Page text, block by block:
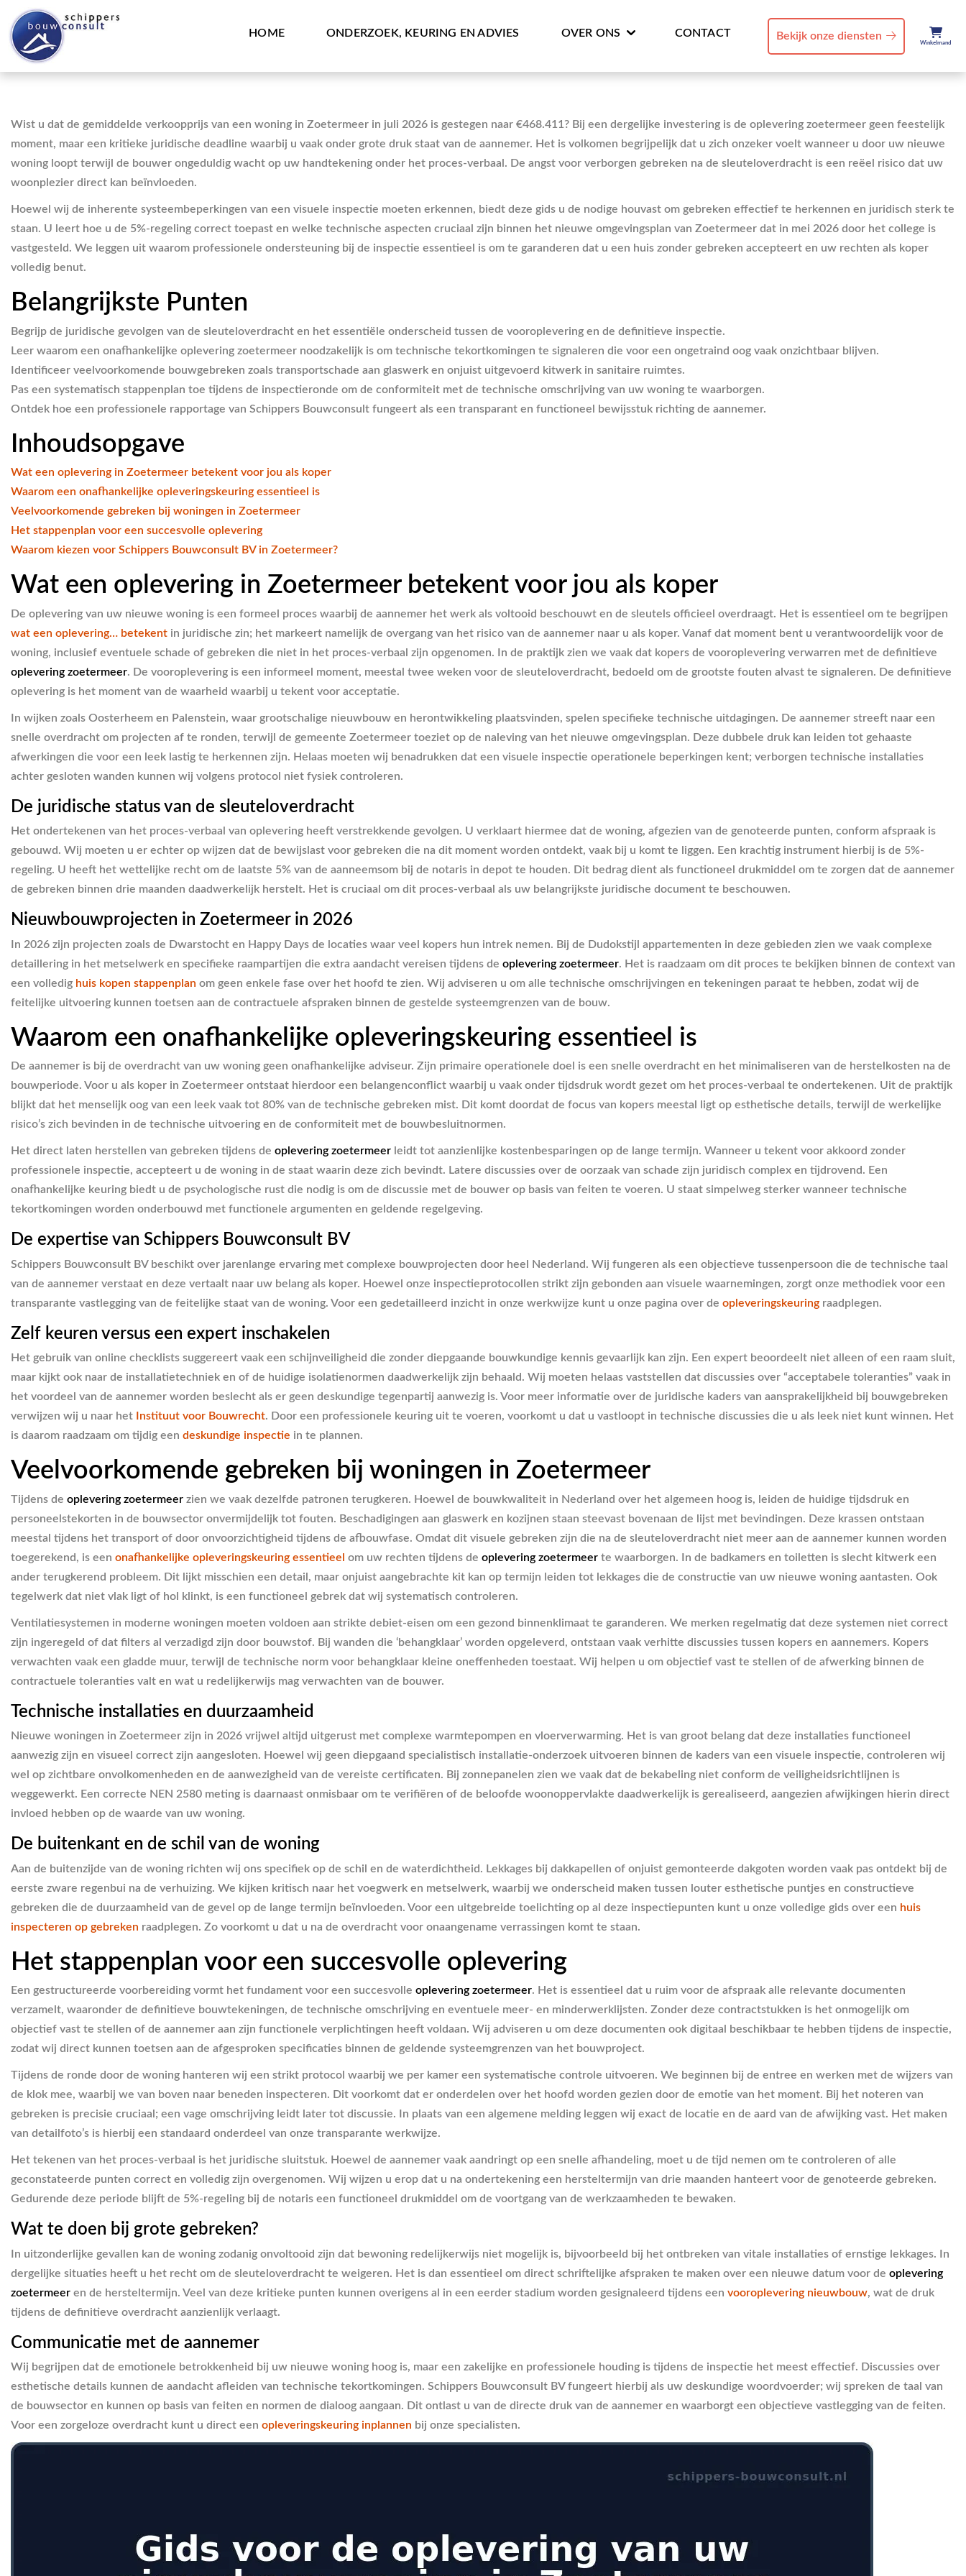
HOME ONDERZOEK, KEURING EN ADVIES OVER ONS CONTACT
Winkelmand
Bekijk onze diensten
Wist u dat de gemiddelde verkoopprijs van een woning in Zoetermeer in juli 2026 is gestegen naar €468.411? Bij een dergelijke investering is de oplevering zoetermeer geen feestelijk
moment, maar een kritieke juridische deadline waarbij u vaak onder grote druk staat van de aannemer. Het is volkomen begrijpelijk dat u zich onzeker voelt wanneer u door uw nieuwe
woning loopt terwijl de bouwer ongeduldig wacht op uw handtekening onder het proces-verbaal. De angst voor verborgen gebreken na de sleuteloverdracht is een reëel risico dat uw
woonplezier direct kan beïnvloeden.
Hoewel wij de inherente systeembeperkingen van een visuele inspectie moeten erkennen, biedt deze gids u de nodige houvast om gebreken effectief te herkennen en juridisch sterk te
staan. U leert hoe u de 5%-regeling correct toepast en welke technische aspecten cruciaal zijn binnen het nieuwe omgevingsplan van Zoetermeer dat in mei 2026 door het college is
vastgesteld. We leggen uit waarom professionele ondersteuning bij de inspectie essentieel is om te garanderen dat u een huis zonder gebreken accepteert en uw rechten als koper
volledig benut.
Belangrijkste Punten
Begrijp de juridische gevolgen van de sleuteloverdracht en het essentiële onderscheid tussen de vooroplevering en de definitieve inspectie.
Leer waarom een onafhankelijke oplevering zoetermeer noodzakelijk is om technische tekortkomingen te signaleren die voor een ongetraind oog vaak onzichtbaar blijven.
Identificeer veelvoorkomende bouwgebreken zoals transportschade aan glaswerk en onjuist uitgevoerd kitwerk in sanitaire ruimtes.
Pas een systematisch stappenplan toe tijdens de inspectieronde om de conformiteit met de technische omschrijving van uw woning te waarborgen.
Ontdek hoe een professionele rapportage van Schippers Bouwconsult fungeert als een transparant en functioneel bewijsstuk richting de aannemer.
Inhoudsopgave
Wat een oplevering in Zoetermeer betekent voor jou als koper
Waarom een onafhankelijke opleveringskeuring essentieel is
Veelvoorkomende gebreken bij woningen in Zoetermeer
Het stappenplan voor een succesvolle oplevering
Waarom kiezen voor Schippers Bouwconsult BV in Zoetermeer?
Wat een oplevering in Zoetermeer betekent voor jou als koper
De oplevering van uw nieuwe woning is een formeel proces waarbij de aannemer het werk als voltooid beschouwt en de sleutels officieel overdraagt. Het is essentieel om te begrijpen
wat een oplevering… betekent in juridische zin; het markeert namelijk de overgang van het risico van de aannemer naar u als koper. Vanaf dat moment bent u verantwoordelijk voor de
woning, inclusief eventuele schade of gebreken die niet in het proces-verbaal zijn opgenomen. In de praktijk zien we vaak dat kopers de vooroplevering verwarren met de definitieve
oplevering zoetermeer. De vooroplevering is een informeel moment, meestal twee weken voor de sleuteloverdracht, bedoeld om de grootste fouten alvast te signaleren. De definitieve
oplevering is het moment van de waarheid waarbij u tekent voor acceptatie.
In wijken zoals Oosterheem en Palenstein, waar grootschalige nieuwbouw en herontwikkeling plaatsvinden, spelen specifieke technische uitdagingen. De aannemer streeft naar een
snelle overdracht om projecten af te ronden, terwijl de gemeente Zoetermeer toeziet op de naleving van het nieuwe omgevingsplan. Deze dubbele druk kan leiden tot gehaaste
afwerkingen die voor een leek lastig te herkennen zijn. Helaas moeten wij benadrukken dat een visuele inspectie operationele beperkingen kent; verborgen technische installaties
achter gesloten wanden kunnen wij volgens protocol niet fysiek controleren.
De juridische status van de sleuteloverdracht
Het ondertekenen van het proces-verbaal van oplevering heeft verstrekkende gevolgen. U verklaart hiermee dat de woning, afgezien van de genoteerde punten, conform afspraak is
gebouwd. Wij moeten u er echter op wijzen dat de bewijslast voor gebreken die na dit moment worden ontdekt, vaak bij u komt te liggen. Een krachtig instrument hierbij is de 5%-
regeling. U heeft het wettelijke recht om de laatste 5% van de aanneemsom bij de notaris in depot te houden. Dit bedrag dient als functioneel drukmiddel om te zorgen dat de aannemer
de gebreken binnen drie maanden daadwerkelijk herstelt. Het is cruciaal om dit proces-verbaal als uw belangrijkste juridische document te beschouwen.
Nieuwbouwprojecten in Zoetermeer in 2026
In 2026 zijn projecten zoals de Dwarstocht en Happy Days de locaties waar veel kopers hun intrek nemen. Bij de Dudokstijl appartementen in deze gebieden zien we vaak complexe
detaillering in het metselwerk en specifieke raampartijen die extra aandacht vereisen tijdens de oplevering zoetermeer. Het is raadzaam om dit proces te bekijken binnen de context van
een volledig huis kopen stappenplan om geen enkele fase over het hoofd te zien. Wij adviseren u om alle technische omschrijvingen en tekeningen paraat te hebben, zodat wij de
feitelijke uitvoering kunnen toetsen aan de contractuele afspraken binnen de gestelde systeemgrenzen van de bouw.
Waarom een onafhankelijke opleveringskeuring essentieel is
De aannemer is bij de overdracht van uw woning geen onafhankelijke adviseur. Zijn primaire operationele doel is een snelle overdracht en het minimaliseren van de herstelkosten na de
bouwperiode. Voor u als koper in Zoetermeer ontstaat hierdoor een belangenconflict waarbij u vaak onder tijdsdruk wordt gezet om het proces-verbaal te ondertekenen. Uit de praktijk
blijkt dat het menselijk oog van een leek vaak tot 80% van de technische gebreken mist. Dit komt doordat de focus van kopers meestal ligt op esthetische details, terwijl de werkelijke
risico’s zich bevinden in de technische uitvoering en de conformiteit met de bouwbesluitnormen.
Het direct laten herstellen van gebreken tijdens de oplevering zoetermeer leidt tot aanzienlijke kostenbesparingen op de lange termijn. Wanneer u tekent voor akkoord zonder
professionele inspectie, accepteert u de woning in de staat waarin deze zich bevindt. Latere discussies over de oorzaak van schade zijn juridisch complex en tijdrovend. Een
onafhankelijke keuring biedt u de psychologische rust die nodig is om de discussie met de bouwer op basis van feiten te voeren. U staat simpelweg sterker wanneer technische
tekortkomingen worden onderbouwd met functionele argumenten en geldende regelgeving.
De expertise van Schippers Bouwconsult BV
Schippers Bouwconsult BV beschikt over jarenlange ervaring met complexe bouwprojecten door heel Nederland. Wij fungeren als een objectieve tussenpersoon die de technische taal
van de aannemer verstaat en deze vertaalt naar uw belang als koper. Hoewel onze inspectieprotocollen strikt zijn gebonden aan visuele waarnemingen, zorgt onze methodiek voor een
transparante vastlegging van de feitelijke staat van de woning. Voor een gedetailleerd inzicht in onze werkwijze kunt u onze pagina over de opleveringskeuring raadplegen.
Zelf keuren versus een expert inschakelen
Het gebruik van online checklists suggereert vaak een schijnveiligheid die zonder diepgaande bouwkundige kennis gevaarlijk kan zijn. Een expert beoordeelt niet alleen of een raam sluit,
maar kijkt ook naar de installatietechniek en of de huidige isolatienormen daadwerkelijk zijn behaald. Wij moeten helaas vaststellen dat discussies over “acceptabele toleranties” vaak in
het voordeel van de aannemer worden beslecht als er geen deskundige tegenpartij aanwezig is. Voor meer informatie over de juridische kaders van aansprakelijkheid bij bouwgebreken
verwijzen wij u naar het
Instituut voor Bouwrecht. Door een professionele keuring uit te voeren, voorkomt u dat u vastloopt in technische discussies die u als leek niet kunt winnen. Het
is daarom raadzaam om tijdig een deskundige inspectie in te plannen.
Veelvoorkomende gebreken bij woningen in Zoetermeer
Tijdens de oplevering zoetermeer zien we vaak dezelfde patronen terugkeren. Hoewel de bouwkwaliteit in Nederland over het algemeen hoog is, leiden de huidige tijdsdruk en
personeelstekorten in de bouwsector onvermijdelijk tot fouten. Beschadigingen aan glaswerk en kozijnen staan steevast bovenaan de lijst met bevindingen. Deze krassen ontstaan
meestal tijdens het transport of door onvoorzichtigheid tijdens de afbouwfase. Omdat dit visuele gebreken zijn die na de sleuteloverdracht niet meer aan de aannemer kunnen worden
toegerekend, is een onafhankelijke opleveringskeuring essentieel om uw rechten tijdens de oplevering zoetermeer te waarborgen. In de badkamers en toiletten is slecht kitwerk een
ander terugkerend probleem. Dit lijkt misschien een detail, maar onjuist aangebrachte kit kan op termijn leiden tot lekkages die de constructie van uw nieuwe woning aantasten. Ook
tegelwerk dat niet vlak ligt of hol klinkt, is een functioneel gebrek dat wij systematisch controleren.
Ventilatiesystemen in moderne woningen moeten voldoen aan strikte debiet-eisen om een gezond binnenklimaat te garanderen. We merken regelmatig dat deze systemen niet correct
zijn ingeregeld of dat filters al verzadigd zijn door bouwstof. Bij wanden die ‘behangklaar’ worden opgeleverd, ontstaan vaak verhitte discussies tussen kopers en aannemers. Kopers
verwachten vaak een gladde muur, terwijl de technische norm voor behangklaar kleine oneffenheden toestaat. Wij helpen u om objectief vast te stellen of de afwerking binnen de
contractuele toleranties valt en wat u redelijkerwijs mag verwachten van de bouwer.
Technische installaties en duurzaamheid
Nieuwe woningen in Zoetermeer zijn in 2026 vrijwel altijd uitgerust met complexe warmtepompen en vloerverwarming. Het is van groot belang dat deze installaties functioneel
aanwezig zijn en visueel correct zijn aangesloten. Hoewel wij geen diepgaand specialistisch installatie-onderzoek uitvoeren binnen de kaders van een visuele inspectie, controleren wij
wel op zichtbare onvolkomenheden en de aanwezigheid van de vereiste certificaten. Bij zonnepanelen zien we vaak dat de bekabeling niet conform de veiligheidsrichtlijnen is
weggewerkt. Een correcte NEN 2580 meting is daarnaast onmisbaar om te verifiëren of de beloofde woonoppervlakte daadwerkelijk is gerealiseerd, aangezien afwijkingen hierin direct
invloed hebben op de waarde van uw woning.
De buitenkant en de schil van de woning
Aan de buitenzijde van de woning richten wij ons specifiek op de schil en de waterdichtheid. Lekkages bij dakkapellen of onjuist gemonteerde dakgoten worden vaak pas ontdekt bij de
eerste zware regenbui na de verhuizing. We kijken kritisch naar het voegwerk en metselwerk, waarbij we onderscheid maken tussen louter esthetische puntjes en constructieve
gebreken die de duurzaamheid van de gevel op de lange termijn beïnvloeden. Voor een uitgebreide toelichting op al deze inspectiepunten kunt u onze volledige gids over een huis
inspecteren op gebreken raadplegen. Zo voorkomt u dat u na de overdracht voor onaangename verrassingen komt te staan.
Het stappenplan voor een succesvolle oplevering
Een gestructureerde voorbereiding vormt het fundament voor een succesvolle oplevering zoetermeer. Het is essentieel dat u ruim voor de afspraak alle relevante documenten
verzamelt, waaronder de definitieve bouwtekeningen, de technische omschrijving en eventuele meer- en minderwerklijsten. Zonder deze contractstukken is het onmogelijk om
objectief vast te stellen of de aannemer aan zijn functionele verplichtingen heeft voldaan. Wij adviseren u om deze documenten ook digitaal beschikbaar te hebben tijdens de inspectie,
zodat wij direct kunnen toetsen aan de afgesproken specificaties binnen de geldende systeemgrenzen van het bouwproject.
Tijdens de ronde door de woning hanteren wij een strikt protocol waarbij we per kamer een systematische controle uitvoeren. We beginnen bij de entree en werken met de wijzers van
de klok mee, waarbij we van boven naar beneden inspecteren. Dit voorkomt dat er onderdelen over het hoofd worden gezien door de emotie van het moment. Bij het noteren van
gebreken is precisie cruciaal; een vage omschrijving leidt later tot discussie. In plaats van een algemene melding leggen wij exact de locatie en de aard van de afwijking vast. Het maken
van detailfoto’s is hierbij een standaard onderdeel van onze transparante werkwijze.
Het tekenen van het proces-verbaal is het juridische sluitstuk. Hoewel de aannemer vaak aandringt op een snelle afhandeling, moet u de tijd nemen om te controleren of alle
geconstateerde punten correct en volledig zijn overgenomen. Wij wijzen u erop dat u na ondertekening een hersteltermijn van drie maanden hanteert voor de genoteerde gebreken.
Gedurende deze periode blijft de 5%-regeling bij de notaris een functioneel drukmiddel om de voortgang van de werkzaamheden te bewaken.
Wat te doen bij grote gebreken?
In uitzonderlijke gevallen kan de woning zodanig onvoltooid zijn dat bewoning redelijkerwijs niet mogelijk is, bijvoorbeeld bij het ontbreken van vitale installaties of ernstige lekkages. In
dergelijke situaties heeft u het recht om de sleuteloverdracht te weigeren. Het is dan essentieel om direct schriftelijke afspraken te maken over een nieuwe datum voor de oplevering
zoetermeer en de hersteltermijn. Veel van deze kritieke punten kunnen overigens al in een eerder stadium worden gesignaleerd tijdens een vooroplevering nieuwbouw, wat de druk
tijdens de definitieve overdracht aanzienlijk verlaagt.
Communicatie met de aannemer
Wij begrijpen dat de emotionele betrokkenheid bij uw nieuwe woning hoog is, maar een zakelijke en professionele houding is tijdens de inspectie het meest effectief. Discussies over
esthetische details kunnen de aandacht afleiden van technische tekortkomingen. Schippers Bouwconsult BV fungeert hierbij als uw deskundige woordvoerder; wij spreken de taal van
de bouwsector en kunnen op basis van feiten en normen de dialoog aangaan. Dit ontlast u van de directe druk van de aannemer en waarborgt een objectieve vastlegging van de feiten.
Voor een zorgeloze overdracht kunt u direct een opleveringskeuring inplannen bij onze specialisten.